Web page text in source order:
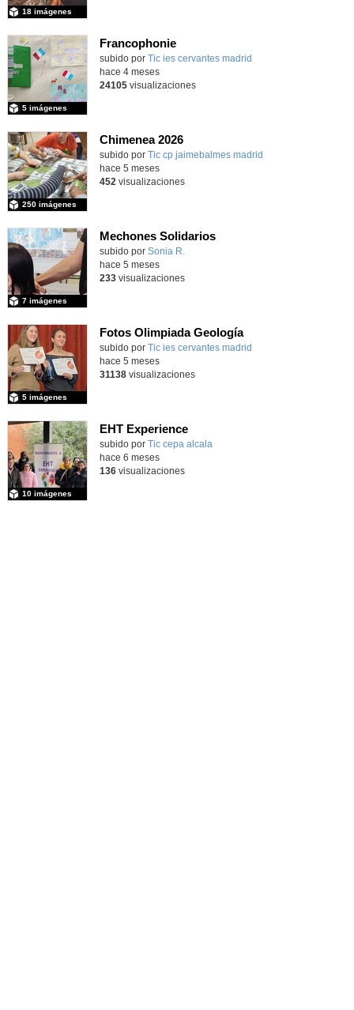
18 imágenes
Francophonie
subido por Tic ies cervantes madrid
5 imágenes
hace 4 meses
24105visualizaciones
Chimenea 2026
subido por Tic cp jaimebalmes madrid
250 imágenes
hace 5 meses
452 visualizaciones
Mechones Solidarios
subido por Sonia R.
7 imágenes
hace 5 meses
233visualizaciones
Fotos Olimpiada Geología
Contenido educativo.
subido por Tic ies cervantes madrid
5 imágenes
hace 5 meses
31138visualizaciones
EHT Experience
subido por Tic cepa alcala
10 imágenes
hace 6 meses
136visualizaciones